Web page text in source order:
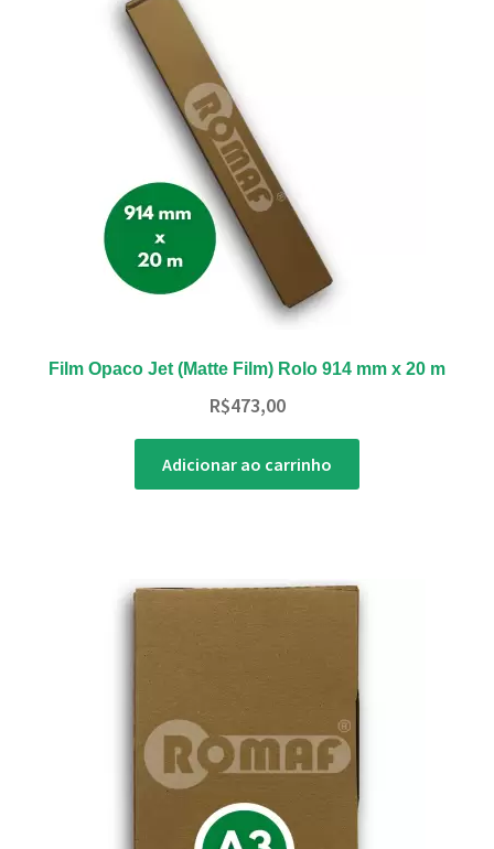
Film Opaco Jet (Matte Film) Rolo 914 mm x 20 m
R$473,00
Adicionar ao carrinho